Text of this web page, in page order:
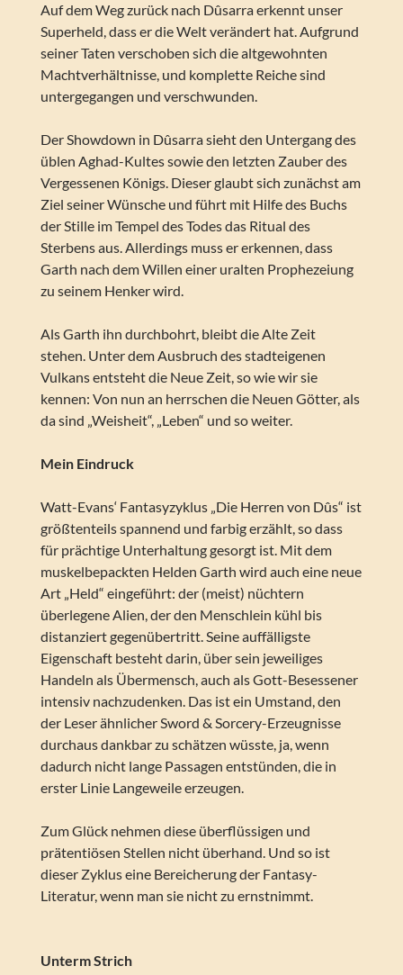
Auf dem Weg zurück nach Dûsarra erkennt unser
Superheld, dass er die Welt verändert hat. Aufgrund
seiner Taten verschoben sich die altgewohnten
Machtverhältnisse, und komplette Reiche sind
untergegangen und verschwunden.
Der Showdown in Dûsarra sieht den Untergang des
üblen Aghad-Kultes sowie den letzten Zauber des
Vergessenen Königs. Dieser glaubt sich zunächst am
Ziel seiner Wünsche und führt mit Hilfe des Buchs
der Stille im Tempel des Todes das Ritual des
Sterbens aus. Allerdings muss er erkennen, dass
Garth nach dem Willen einer uralten Prophezeiung
zu seinem Henker wird.
Als Garth ihn durchbohrt, bleibt die Alte Zeit
stehen. Unter dem Ausbruch des stadteigenen
Vulkans entsteht die Neue Zeit, so wie wir sie
kennen: Von nun an herrschen die Neuen Götter, als
da sind „Weisheit“, „Leben“ und so weiter.
Mein Eindruck
Watt-Evans‘ Fantasyzyklus „Die Herren von Dûs“ ist
größtenteils spannend und farbig erzählt, so dass
für prächtige Unterhaltung gesorgt ist. Mit dem
muskelbepackten Helden Garth wird auch eine neue
Art „Held“ eingeführt: der (meist) nüchtern
überlegene Alien, der den Menschlein kühl bis
distanziert gegenübertritt. Seine auffälligste
Eigenschaft besteht darin, über sein jeweiliges
Handeln als Übermensch, auch als Gott-Besessener
intensiv nachzudenken. Das ist ein Umstand, den
der Leser ähnlicher Sword & Sorcery-Erzeugnisse
durchaus dankbar zu schätzen wüsste, ja, wenn
dadurch nicht lange Passagen entstünden, die in
erster Linie Langeweile erzeugen.
Zum Glück nehmen diese überflüssigen und
prätentiösen Stellen nicht überhand. Und so ist
dieser Zyklus eine Bereicherung der Fantasy-
Literatur, wenn man sie nicht zu ernstnimmt.
Unterm Strich